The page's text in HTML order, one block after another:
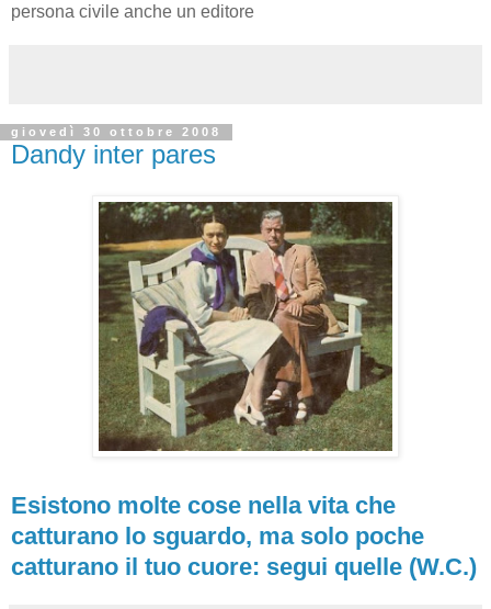
persona civile anche un editore
giovedì 30 ottobre 2008
Dandy inter pares
Esistono molte cose nella vita che
catturano lo sguardo, ma solo poche
catturano il tuo cuore: segui quelle (W.C.)